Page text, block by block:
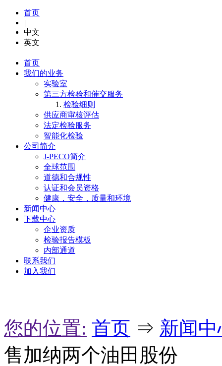
首页
|
中文
英文
首页
我们的业务
实验室
第三方检验和催交服务
检验细则
供应商审核评估
法定检验服务
智能化检验
公司简介
J-PECO简介
全球范围
道德和合规性
认证和会员资格
健康，安全，质量和环境
新闻中心
下载中心
企业资质
检验报告模板
内部通道
联系我们
加入我们
您的位置: 首页 ⇒ 新闻
售加纳两个油田股份